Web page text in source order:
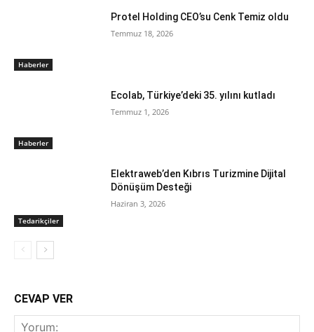
Haberler
Protel Holding CEO’su Cenk Temiz oldu
Temmuz 18, 2026
Haberler
Ecolab, Türkiye’deki 35. yılını kutladı
Temmuz 1, 2026
Tedarikçiler
Elektraweb’den Kıbrıs Turizmine Dijital
Dönüşüm Desteği
Haziran 3, 2026
CEVAP VER